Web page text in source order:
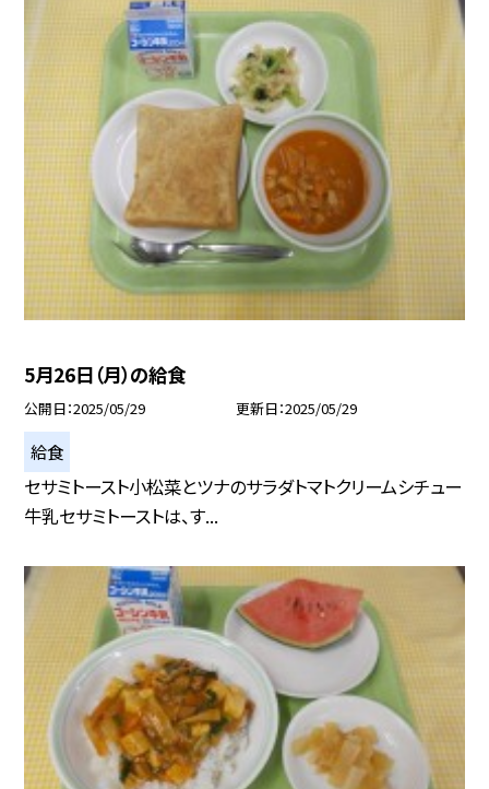
5月26日（月）の給食
公開日 2025/05/29 更新日 2025/05/29
給食
セサミトースト小松菜とツナのサラダトマトクリームシチュー
牛乳セサミトーストは、す...